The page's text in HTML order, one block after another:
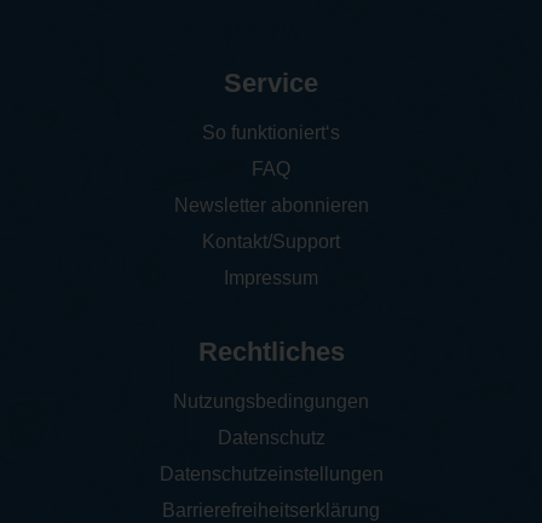
Service
So funktioniert‘s
FAQ
Newsletter abonnieren
Kontakt/Support
Impressum
Rechtliches
Nutzungsbedingungen
Datenschutz
Datenschutzeinstellungen
Barrierefreiheitserklärung